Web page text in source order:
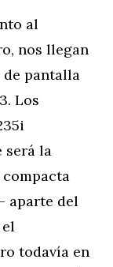
al
nos llegan
de pantalla
Los
será la
aparte del
todavía en